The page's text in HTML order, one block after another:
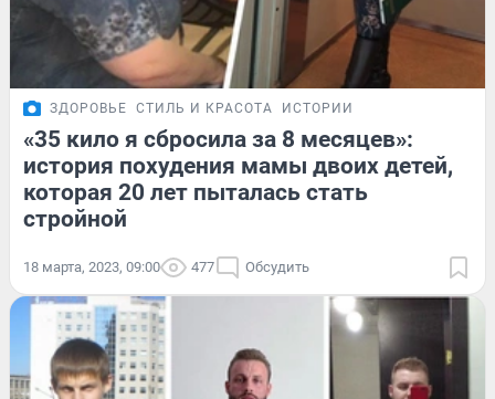
ЗДОРОВЬЕ СТИЛЬ И КРАСОТА ИСТОРИИ
«35 кило я сбросила за 8 месяцев»:
история похудения мамы двоих детей,
которая 20 лет пыталась стать
стройной
18 марта, 2023, 09:00 477 Обсудить